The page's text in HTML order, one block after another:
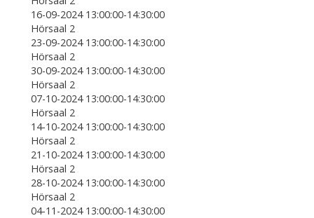
16-09-2024 13:00:00-14:30:00
Hörsaal 2
23-09-2024 13:00:00-14:30:00
Hörsaal 2
30-09-2024 13:00:00-14:30:00
Hörsaal 2
07-10-2024 13:00:00-14:30:00
Hörsaal 2
14-10-2024 13:00:00-14:30:00
Hörsaal 2
21-10-2024 13:00:00-14:30:00
Hörsaal 2
28-10-2024 13:00:00-14:30:00
Hörsaal 2
04-11-2024 13:00:00-14:30:00